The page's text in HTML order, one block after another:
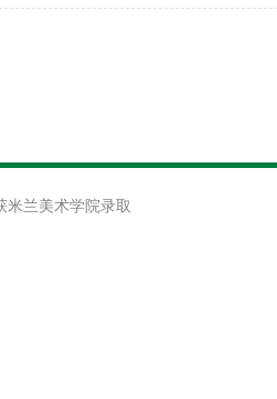
米兰美术学院录取